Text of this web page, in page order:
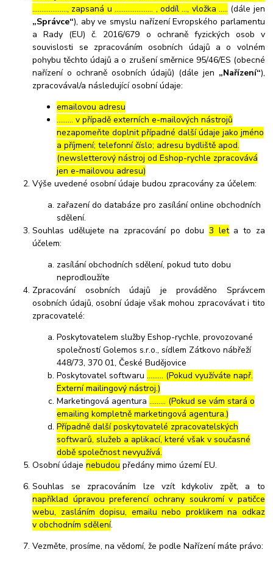
………………., zapsaná u ………………… , oddíl …, vložka ….. (dále jen
„Správce“), aby ve smyslu nařízení Evropského parlamentu
a Rady (EU) č. 2016/679 o ochraně fyzických osob v
souvislosti se zpracováním osobních údajů a o volném
pohybu těchto údajů a o zrušení směrnice 95/46/ES (obecné
nařízení o ochraně osobních údajů) (dále jen „Nařízení“),
zpracovával/a následující osobní údaje:
emailovou adresu
……… v případě externích e-mailových nástrojů
nezapomeňte doplnit případné další údaje jako jméno
a příjmení; telefonní číslo; adresu bydliště apod.
(newsletterový nástroj od Eshop-rychle zpracovává
jen e-mailovou adresu)
Výše uvedené osobní údaje budou zpracovány za účelem:
zařazení do databáze pro zasílání online obchodních
sdělení.
Souhlas udělujete na zpracování po dobu3 leta to za
účelem:
zasílání obchodních sdělení, pokud tuto dobu
neprodloužíte
Zpracování osobních údajů je prováděno Správcem
osobních údajů, osobní údaje však mohou zpracovávat i tito
zpracovatelé:
Poskytovatelem služby Eshop-rychle, provozované
společností Golemos s.r.o., sídlem Zátkovo nábřeží
448/73, 370 01, České Budějovice
Poskytovatel softwaru……… (Pokud využíváte např.
Externí mailingový nástroj.)
Marketingová agentura……… (Pokud se vám stará o
emailing kompletně marketingová agentura.)
Případně další poskytovatelé zpracovatelských
softwarů, služeb a aplikací, které však v současné
době společnost nevyužívá.
Osobní údajenebudou předány mimo území EU.
Souhlas se zpracováním lze vzít kdykoliv zpět, a to
například úpravou preferencí ochrany soukromí v patičce
webu, zasláním dopisu, emailu nebo proklikem na odkaz
v obchodním sdělení.
Vezměte, prosíme, na vědomí, že podle Nařízení máte právo: